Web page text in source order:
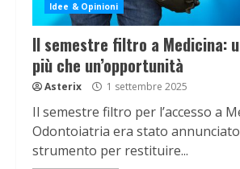
Idee & Opinioni
Il semestre filtro a Medicina:
più che un’opportunità
Asterix 1 settembre 2025
Il semestre filtro per l’accesso a
Odontoiatria era stato
strumento per restituire...